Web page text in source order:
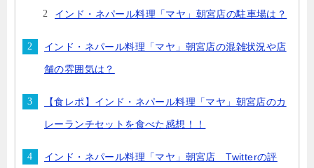
インド・ネパール料理「マヤ」朝宮店の駐車場は？
インド・ネパール料理「マヤ」朝宮店の混雑状況や店
舗の雰囲気は？
【食レポ】インド・ネパール料理「マヤ」朝宮店のカ
レーランチセットを食べた感想！！
インド・ネパール料理「マヤ」朝宮店 Twitterの評